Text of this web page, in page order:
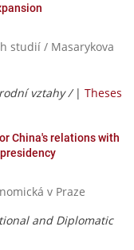
studií / Masarykova
vztahy / | Theses
China's relations with
v Praze
and Diplomatic